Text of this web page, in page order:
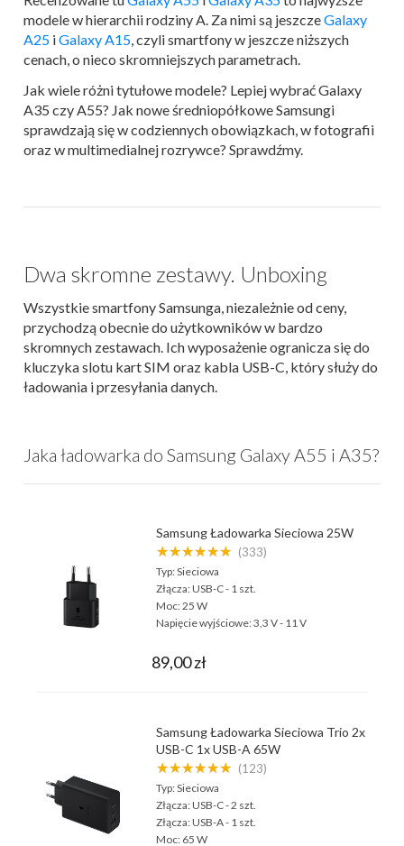
modele w hierarchii rodziny A. Za nimi są jeszczeGalaxy
A25 iGalaxy A15, czyli smartfony w jeszcze niższych
cenach, o nieco skromniejszych parametrach.
Jak wiele różni tytułowe modele? Lepiej wybrać Galaxy
A35 czy A55? Jak nowe średniopółkowe Samsungi
sprawdzają się w codziennych obowiązkach, w fotografii
oraz w multimedialnej rozrywce? Sprawdźmy.
Dwa skromne zestawy. Unboxing
Wszystkie smartfony Samsunga, niezależnie od ceny,
przychodzą obecnie do użytkowników w bardzo
skromnych zestawach. Ich wyposażenie ogranicza się do
kluczyka slotu kart SIM oraz kabla USB-C, który służy do
ładowania i przesyłania danych.
Jaka ładowarka do Samsung Galaxy A55 i A35?
Samsung Ładowarka Sieciowa 25W
★★★★★★ (333)
Typ:Sieciowa
Złącza:USB-C - 1 szt.
Moc:25 W
Napięcie wyjściowe:3,3 V - 11 V
89,00 zł
Samsung Ładowarka Sieciowa Trio 2x
USB-C 1x USB-A 65W
★★★★★★ (123)
Typ:Sieciowa
Złącza:USB-C - 2 szt.
Złącza:USB-A - 1 szt.
Moc: 65 W